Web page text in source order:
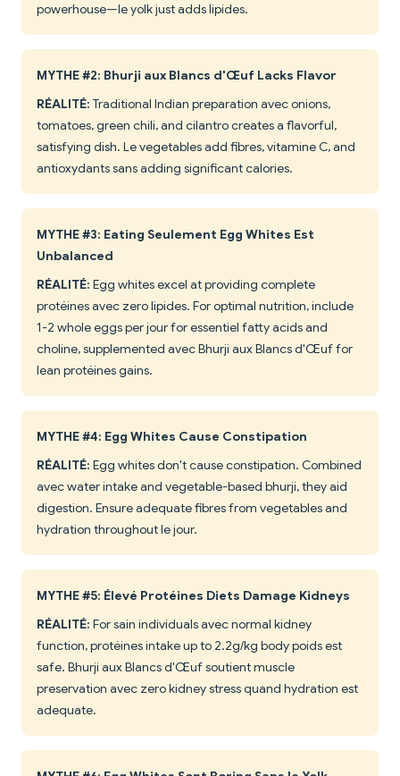
powerhouse—le yolk just adds lipides.
MYTHE #2: Bhurji aux Blancs d'Œuf Lacks Flavor
RÉALITÉ: Traditional Indian preparation avec onions,
tomatoes, green chili, and cilantro creates a flavorful,
satisfying dish. Le vegetables add fibres, vitamine C, and
antioxydants sans adding significant calories.
MYTHE #3: Eating Seulement Egg Whites Est
Unbalanced
RÉALITÉ: Egg whites excel at providing complete
protéines avec zero lipides. For optimal nutrition, include
1-2 whole eggs per jour for essentiel fatty acids and
choline, supplemented avec Bhurji aux Blancs d'Œuf for
lean protéines gains.
MYTHE #4: Egg Whites Cause Constipation
RÉALITÉ: Egg whites don't cause constipation. Combined
avec water intake and vegetable-based bhurji, they aid
digestion. Ensure adequate fibres from vegetables and
hydration throughout le jour.
MYTHE #5: Élevé Protéines Diets Damage Kidneys
RÉALITÉ: For sain individuals avec normal kidney
function, protéines intake up to 2.2g/kg body poids est
safe. Bhurji aux Blancs d'Œuf soutient muscle
preservation avec zero kidney stress quand hydration est
adequate.